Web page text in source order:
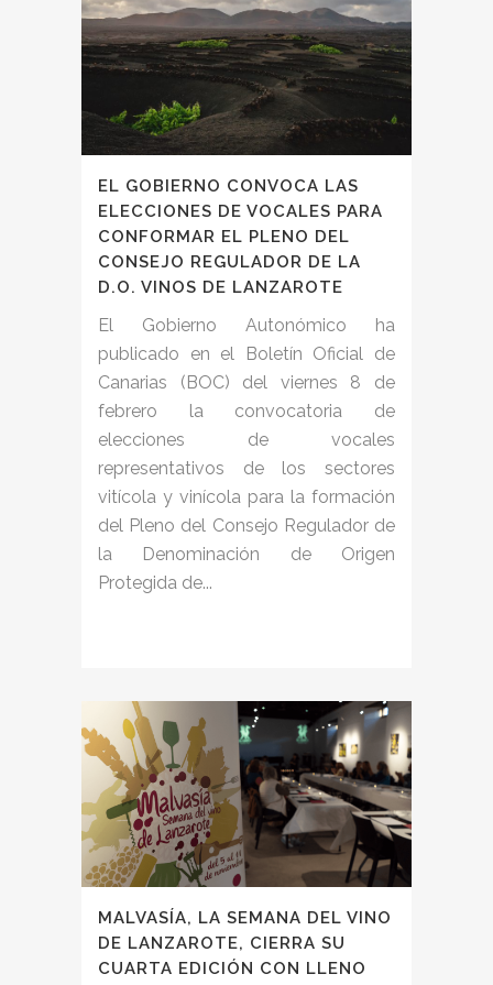
EL GOBIERNO CONVOCA LAS
ELECCIONES DE VOCALES PARA
CONFORMAR EL PLENO DEL
CONSEJO REGULADOR DE LA
D.O. VINOS DE LANZAROTE
El Gobierno Autonómico ha
publicado en el Boletín Oficial de
Canarias (BOC) del viernes 8 de
febrero la convocatoria de
elecciones de vocales
representativos de los sectores
vitícola y vinícola para la formación
del Pleno del Consejo Regulador de
la Denominación de Origen
Protegida de...
MALVASÍA, LA SEMANA DEL VINO
DE LANZAROTE, CIERRA SU
CUARTA EDICIÓN CON LLENO